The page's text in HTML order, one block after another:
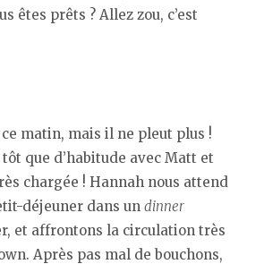
êtes prêts ? Allez zou, c’est
matin, mais il ne pleut plus !
que d’habitude avec Matt et
chargée ! Hannah nous attend
déjeuner dans un dinner
et affrontons la circulation très
Après pas mal de bouchons,